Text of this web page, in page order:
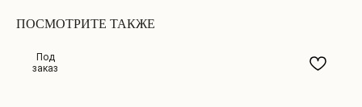
ПОСМОТРИТЕ ТАКЖЕ
Под
заказ